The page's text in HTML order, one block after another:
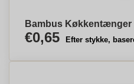
Bambus Køkkentænger
€0,65 Efter stykke,